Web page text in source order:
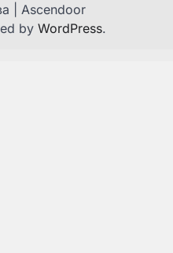
| Ascendoor
by WordPress.